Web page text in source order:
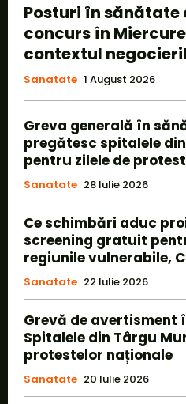
Posturi în sănătate
concurs în
contextul
Sanatate 1 August 2026
Greva generală în
pregătesc spitalele
pentru zilele de protest
Sanatate 28 Iulie 2026
Ce schimbări aduc
screening gratuit
regiunile vulnerabile,
Sanatate 22 Iulie 2026
Grevă de avertisment
Spitalele din Târgu
protestelor naționale
Sanatate 20 Iulie 2026